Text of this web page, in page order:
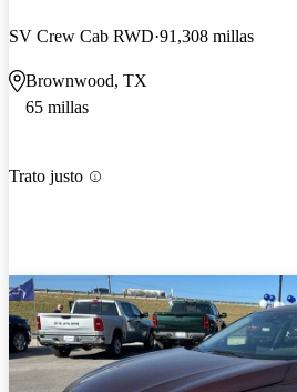
SV Crew Cab RWD 91,308 millas
Brownwood, TX
65 millas
Trato justo